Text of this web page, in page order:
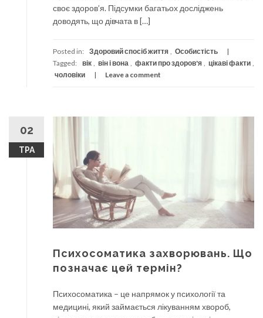
своє здоров’я. Підсумки багатьох досліджень
доводять, що дівчата в […]
Posted in: Здоровий спосіб життя
Особистість
Tagged:
вік він і вона факти про здоров'я цікаві факти
чоловіки
Leave a comment
02
ТРА
Психосоматика захворювань. Що
позначає цей термін?
Психосоматика – це напрямок у психології та
медицині, який займається лікуванням хвороб,